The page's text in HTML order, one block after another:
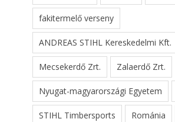
fakitermelő verseny
ANDREAS STIHL Kereskedelmi Kft.
Mecsekerdő Zrt. Zalaerdő Zrt.
Nyugat-magyarországi Egyetem
STIHL Timbersports Románia